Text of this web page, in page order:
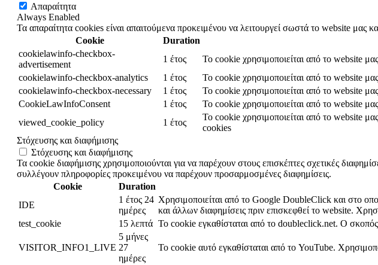
Απαραίτητα
Always Enabled
Τα απαραίτητα cookies είναι απαιτούμενα προκειμένου να λειτουργεί σωστά το website μας
Cookie
Duration
cookielawinfo-checkbox-
advertisement
1 έτος
Το cookie χρησιμοποιείται από το website
cookielawinfo-checkbox-analytics
1 έτος
Το cookie χρησιμοποιείται από το website
cookielawinfo-checkbox-necessary
1 έτος
Το cookie χρησιμοποιείται από το website
CookieLawInfoConsent
1 έτος
Το cookie χρησιμοποιείται από το website
viewed_cookie_policy
1 έτος
Το cookie χρησιμοποιείται από το website
cookies
Στόχευσης και διαφήμισης
Στόχευσης και διαφήμισης
Τα cookie διαφήμισης χρησιμοποιούνται για να παρέχουν στους επισκέπτες σχετικές
συλλέγουν πληροφορίες προκειμένου να παρέχουν προσαρμοσμένες διαφημίσεις.
Cookie
Duration
IDE
1 έτος 24
ημέρες
Χρησιμοποιείται από το Google DoubleClick και στο
και άλλων διαφημίσεις πριν επισκεφθεί το website.
test_cookie
15 λεπτά Το cookie εγκαθίσταται από το doubleclick.net. Ο σκοπός
VISITOR_INFO1_LIVE
5 μήνες
27
ημέρες
Το cookie αυτό εγκαθίσταται από το YouTube.